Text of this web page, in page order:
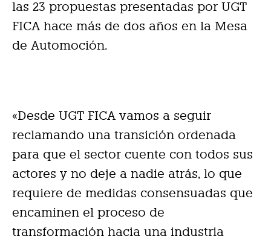
las 23 propuestas presentadas por UGT
FICA hace más de dos años en la Mesa
de Automoción.
«Desde UGT FICA vamos a seguir
reclamando una transición ordenada
para que el sector cuente con todos sus
actores y no deje a nadie atrás, lo que
requiere de medidas consensuadas que
encaminen el proceso de
transformación hacia una industria